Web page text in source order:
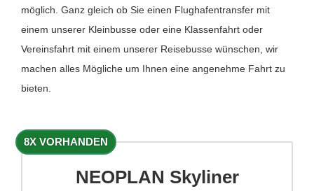
möglich. Ganz gleich ob Sie einen Flughafentransfer mit
einem unserer Kleinbusse oder eine Klassenfahrt oder
Vereinsfahrt mit einem unserer Reisebusse wünschen, wir
machen alles Mögliche um Ihnen eine angenehme Fahrt zu
bieten.
8X VORHANDEN
NEOPLAN Skyliner